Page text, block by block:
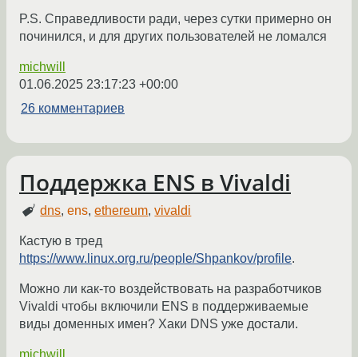
P.S. Справедливости ради, через сутки примерно он
починился, и для других пользователей не ломался
michwill
01.06.2025 23:17:23 +00:00
26 комментариев
Поддержка ENS в Vivaldi
dns,ens,ethereum,vivaldi
Кастую в тред
https://www.linux.org.ru/people/Shpankov/profile.
Можно ли как-то воздействовать на разработчиков
Vivaldi чтобы включили ENS в поддерживаемые
виды доменных имен? Хаки DNS уже достали.
michwill